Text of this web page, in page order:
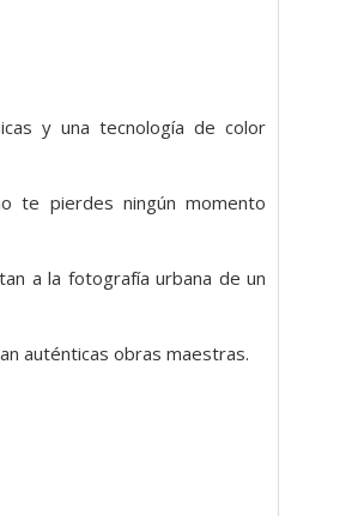
y una tecnología de color
te pierdes ningún momento
a la fotografía urbana de un
auténticas obras maestras.